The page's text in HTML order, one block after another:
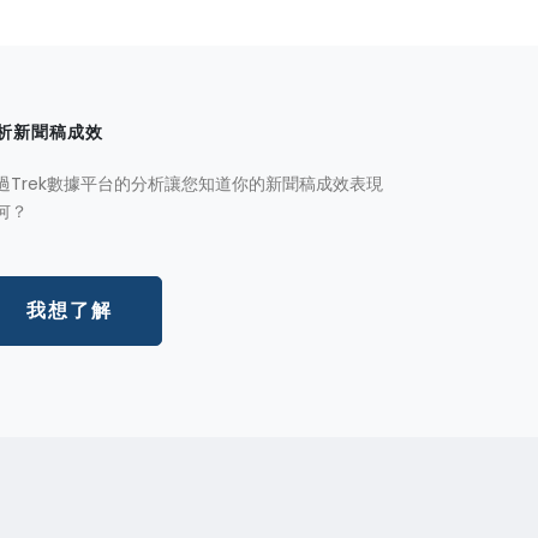
新聞稿成效
Trek數據平台的分析讓您知道你的新聞稿成效表現
？
我想了解